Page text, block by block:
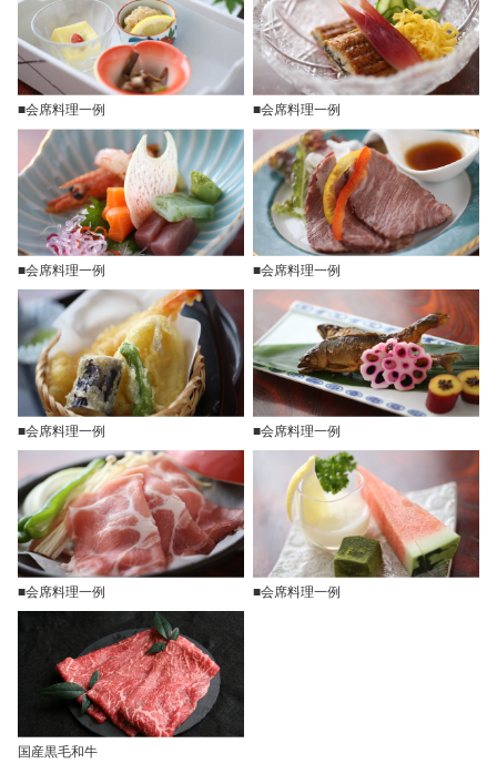
■会席料理一例 ■会席料理一例
■会席料理一例 ■会席料理一例
■会席料理一例 ■会席料理一例
■会席料理一例 ■会席料理一例
国産黒毛和牛